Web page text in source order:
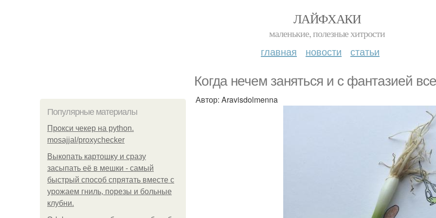
ЛАЙФХАКИ
маленькие, полезные хитрости
главная новости статьи
Когда нечем заняться и с фантазией
Популярные материалы
Прокси чекер на python.
mosajjal/proxychecker
Выкопать картошку и сразу
засыпать её в мешки - самый
быстрый способ спрятать вместе с
урожаем гниль, порезы и больные
клубни.
Автор: Aravisdolmenna